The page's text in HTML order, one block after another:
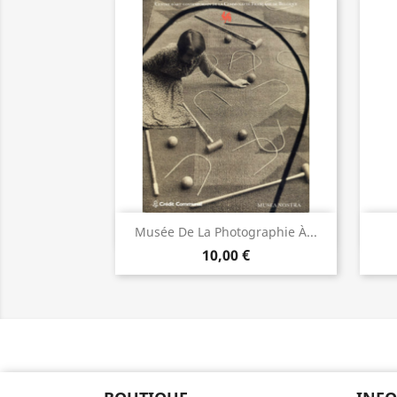
Musée De La Photographie À...
10,00 €
Aperçu rapide